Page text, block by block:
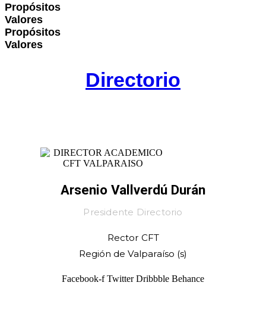
Propósitos
Valores
Propósitos
Valores
Directorio
Arsenio Vallverdú Durán
Presidente Directorio
Rector CFT
Región de Valparaíso (s)
Facebook-f Twitter Dribbble Behance